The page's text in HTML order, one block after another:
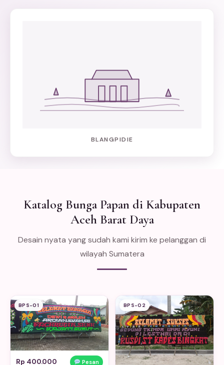
BLANGPIDIE
Katalog Bunga Papan di Kabupaten
Aceh Barat Daya
Desain nyata yang sudah kami kirim ke pelanggan di
wilayah Sumatera
BPS-01
Rp 400.000 Pesan
BPS-02